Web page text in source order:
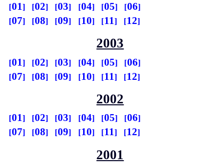
01 02 03 04 05
06
07
08 09 10 11 12
2003
01 02 03 04 05
06
07
08 09 10 11 12
2002
01 02 03 04 05
06
07
08 09 10 11 12
2001